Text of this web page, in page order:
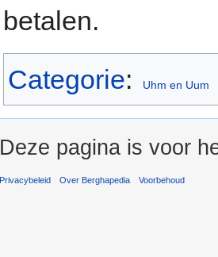
betalen.
Categorie: Uhm en Uum
Deze pagina is voor
Privacybeleid Over Berghapedia Voorbehoud